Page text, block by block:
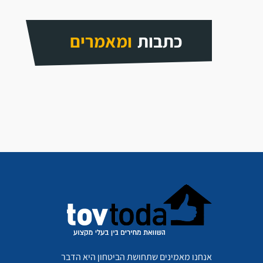
כתבות ומאמרים
אנחנו מאמינים שתחושת הביטחון היא הדבר